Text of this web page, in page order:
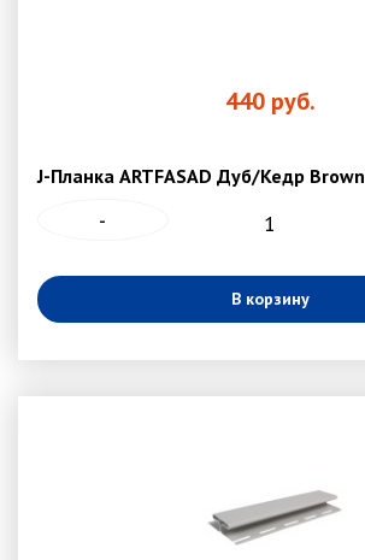
440руб.
J-Планка ARTFASAD Дуб/Кедр Brown
-
В корзину